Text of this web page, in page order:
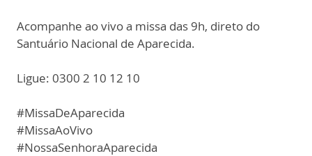
Acompanhe ao vivo a missa das 9h, direto do
Santuário Nacional de Aparecida.
Ligue: 0300 2 10 12 10
#MissaDeAparecida
#MissaAoVivo
#NossaSenhoraAparecida